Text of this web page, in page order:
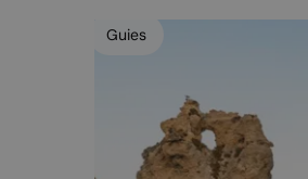
Guies